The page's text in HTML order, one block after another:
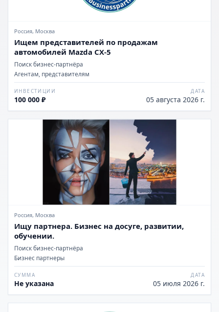
Россия, Москва
Ищем представителей по продажам
автомобилей Mazda CX-5
Поиск бизнес-партнёра
Агентам, представителям
ИНВЕСТИЦИИ
100 000 ₽
ДАТА
05 августа 2026 г.
Россия, Москва
Ищу партнера. Бизнес на досуге, развитии,
обучении.
Поиск бизнес-партнёра
Бизнес партнеры
СУММА
Не указана
ДАТА
05 июля 2026 г.